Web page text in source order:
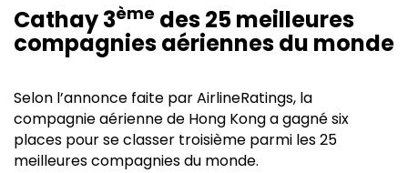
Cathay 3ème des 25 meilleures
compagnies aériennes du monde
Selon l’annonce faite par AirlineRatings, la
compagnie aérienne de Hong Kong a gagné six
places pour se classer troisième parmi les 25
meilleures compagnies du monde.